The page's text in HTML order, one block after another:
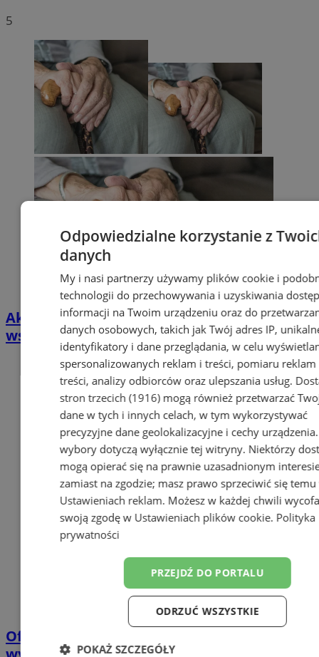
5
Aktywni seniorzy w Chorzowie. Zajęcia i
wsparcie dla osób 60+
Oficjalne wyniki wyborów: W Chorzowie
Odpowiedzialne korzystanie z
danych
My i nasi partnerzy używamy plików cookie i
technologii do przechowywania i uzyskiwania
informacji na Twoim urządzeniu oraz do
danych osobowych, takich jak Twój adres IP,
identyfikatory i dane przeglądania, w celu
spersonalizowanych reklam i treści, pomiaru reklam
treści, analizy odbiorców oraz ulepszania usług.
stron trzecich (1916)mogą również przetwarzać
dane w tych i innych celach, w tym wykorzystywać
precyzyjne dane geolokalizacyjne i cechy
wybory dotyczą wyłącznie tej witryny. Niektórzy
mogą opierać się na prawnie uzasadnionym
zamiast na zgodzie; masz prawo sprzeciwić się temu
Ustawieniach reklam. Możesz w każdej chwili
swoją zgodę w Ustawieniach plików cookie. Polityka
prywatności
PRZEJDŹ DO PORTALU
ODRZUĆ WSZYSTKIE
POKAŻ SZCZEGÓŁY